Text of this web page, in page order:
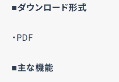
■ダウンロード形式
・PDF
■主な機能